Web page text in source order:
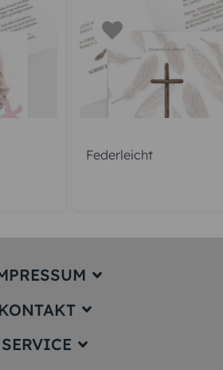
Federleicht
Impressum
KONTAKT
paradies.de
SERVICE